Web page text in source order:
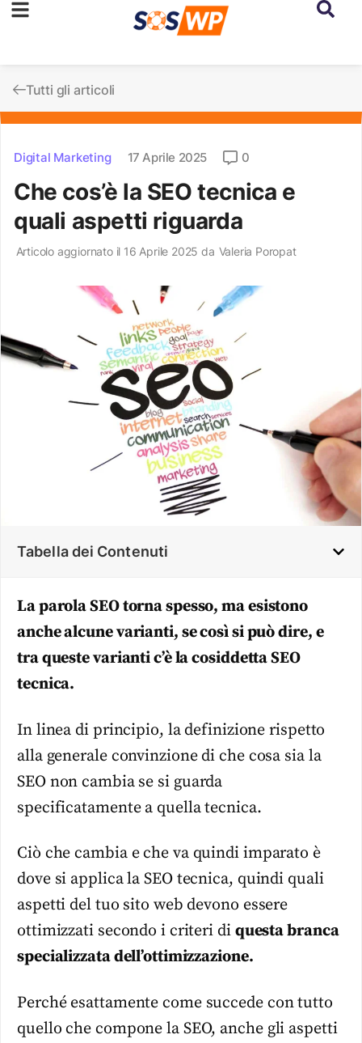
Tutti gli articoli
Digital Marketing 17 Aprile 2025 0
Che cos’è la SEO tecnica e
quali aspetti riguarda
Articolo aggiornato il 16 Aprile 2025 da Valeria Poropat
Tabella dei Contenuti
La parola SEO torna spesso, ma esistono
anche alcune varianti, se così si può dire, e
tra queste varianti c’è la cosiddetta SEO
tecnica.
In linea di principio, la definizione rispetto
alla generale convinzione di che cosa sia la
SEO non cambia se si guarda
specificatamente a quella tecnica.
Ciò che cambia e che va quindi imparato è
dove si applica la SEO tecnica, quindi quali
aspetti del tuo sito web devono essere
ottimizzati secondo i criteri di questa branca
specializzata dell’ottimizzazione.
Perché esattamente come succede con tutto
quello che compone la SEO, anche gli aspetti